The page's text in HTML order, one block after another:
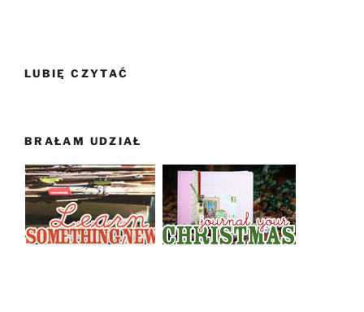
LUBIĘ CZYTAĆ
BRAŁAM UDZIAŁ